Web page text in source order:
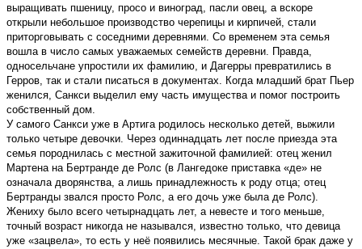
выращивать пшеницу, просо и виноград, пасли овец, а вскоре
открыли небольшое производство черепицы и кирпичей, стали
приторговывать с соседними деревнями. Со временем эта семья
вошла в число самых уважаемых семейств деревни. Правда,
односельчане упростили их фамилию, и Дагерры превратились в
Герров, так и стали писаться в документах. Когда младший брат Пьер
женился, Санкси выделил ему часть имущества и помог построить
собственный дом.
У самого Санкси уже в Артига родилось несколько детей, выжили
только четыре девочки. Через одиннадцать лет после приезда эта
семья породнилась с местной зажиточной фамилией: отец женил
Мартена на Бертранде де Ролс (в Лангедоке приставка «де» не
означала дворянства, а лишь принадлежность к роду отца; отец
Бертранды звался просто Ролс, а его дочь уже была де Ролс).
Жениху было всего четырнадцать лет, а невесте и того меньше,
точный возраст никогда не назывался, известно только, что девица
уже «зацвела», то есть у неё появились месячные. Такой брак даже у